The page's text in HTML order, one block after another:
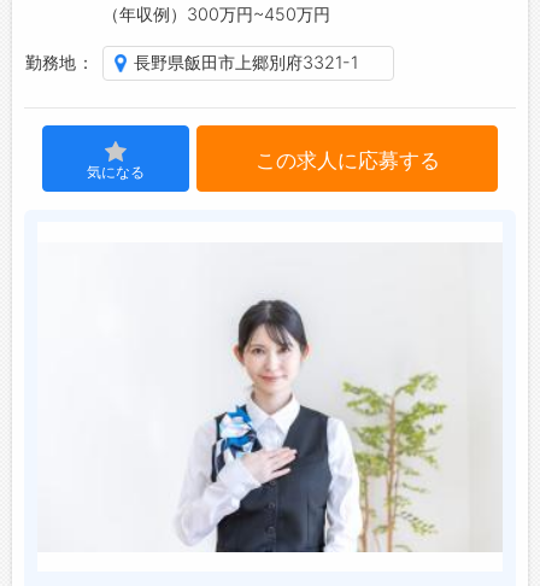
転職支援サービス
転職ノウハウ(応募書類の書き方・面接対策など)
転職・採用コラム
ジョブズゴーについて
会社概要
（年収例）300万円~450万円
勤務地 長野県飯田市上郷別府3321-1
気になる この求人に応募する